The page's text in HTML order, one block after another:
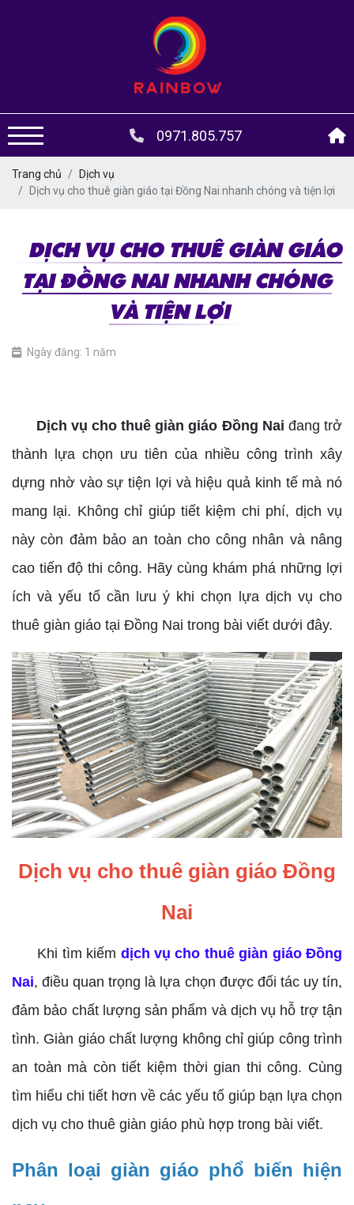
0971.805.757
Trang chủ
Dịch vụ
Dịch vụ cho thuê giàn giáo tại Đồng Nai nhanh chóng và tiện lợi
DỊCH VỤ CHO THUÊ GIÀN GIÁO
TẠI ĐỒNG NAI NHANH CHÓNG
VÀ TIỆN LỢI
Ngày đăng: 1 năm
Dịch vụ cho thuê giàn giáo Đồng Nai đang trở
thành lựa chọn ưu tiên của nhiều công trình xây
dựng nhờ vào sự tiện lợi và hiệu quả kinh tế mà nó
mang lại. Không chỉ giúp tiết kiệm chi phí, dịch vụ
này còn đảm bảo an toàn cho công nhân và nâng
cao tiến độ thi công. Hãy cùng khám phá những lợi
ích và yếu tố cần lưu ý khi chọn lựa dịch vụ cho
thuê giàn giáo tại Đồng Nai trong bài viết dưới đây.
Dịch vụ cho thuê giàn giáo Đồng
Nai
Khi tìm kiếm dịch vụ cho thuê giàn giáo Đồng
Nai, điều quan trọng là lựa chọn được đối tác uy tín,
đảm bảo chất lượng sản phẩm và dịch vụ hỗ trợ tận
tình. Giàn giáo chất lượng không chỉ giúp công trình
an toàn mà còn tiết kiệm thời gian thi công. Cùng
tìm hiểu chi tiết hơn về các yếu tố giúp bạn lựa chọn
dịch vụ cho thuê giàn giáo phù hợp trong bài viết.
Phân loại giàn giáo phổ biến hiện